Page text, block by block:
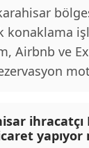
konaklama
Airbnb ve
ihracatçı
yapıyor